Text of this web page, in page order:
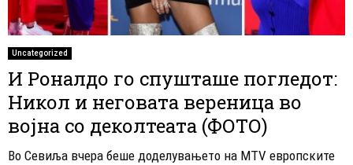
Uncategorized
И Роналдо го спушташе погледот:
Никол и неговата вереница во
војна со деколтеата (ФОТО)
Во Севиља вчера беше доделувањето на MTV европските